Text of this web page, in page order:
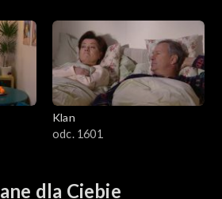
Klan
odc. 1601
dla Ciebie